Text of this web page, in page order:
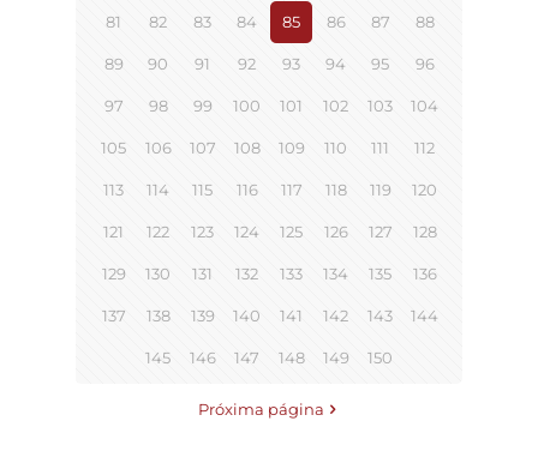
81 82 83 84 85 86 87 88
89 90 91 92 93 94 95 96
97 98 99 100 101 102 103 104
105 106 107 108 109 110 111 112
113 114 115 116 117 118 119 120
121 122 123 124 125 126 127 128
129 130 131 132 133 134 135 136
137 138 139 140 141 142 143 144
145 146 147 148 149 150
Próxima página